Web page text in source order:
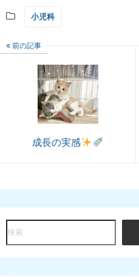
小児科
前の記事
成長の実感
検
索